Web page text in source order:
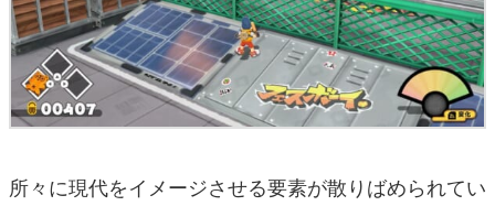
所々に現代をイメージさせる要素が散りばめられてい